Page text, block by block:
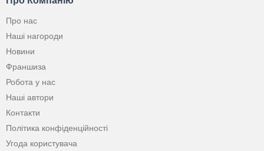
Про нас
Наші нагороди
Новини
Франшиза
Робота у нас
Наші автори
Контакти
Політика конфіденційності
Угода користувача